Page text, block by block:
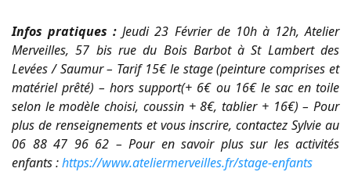
Infos pratiques : Jeudi 23 Février de 10h à 12h, Atelier
Merveilles, 57 bis rue du Bois Barbot à St Lambert des
Levées / Saumur – Tarif 15€ le stage (peinture comprises et
matériel prêté) – hors support(+ 6€ ou 16€ le sac en toile
selon le modèle choisi, coussin + 8€, tablier + 16€) – Pour
plus de renseignements et vous inscrire, contactez Sylvie au
06 88 47 96 62 – Pour en savoir plus sur les activités
enfants :https://www.ateliermerveilles.fr/stage-enfants